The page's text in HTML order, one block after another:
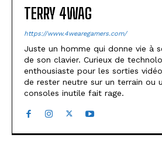
TERRY 4WAG
https://www.4wearegamers.com/
Juste un homme qui donne vie à
de son clavier. Curieux de
enthousiaste pour les sorties
de rester neutre sur un terrain ou
consoles inutile fait rage.